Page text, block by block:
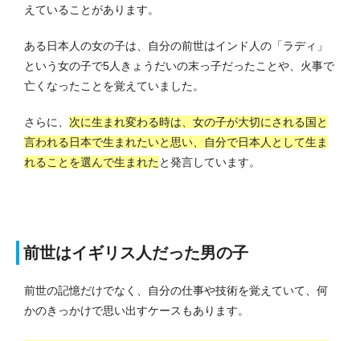
えていることがあります。
ある日本人の女の子は、自分の前世はインド人の「ラディ」
という女の子で5人きょうだいの末っ子だったことや、火事で
亡くなったことを覚えていました。
さらに、 次に生まれ変わる時は、女の子が大切にされる国と
言われる日本で生まれたいと思い、自分で日本人として生ま
れることを選んで生まれたと発言しています。
前世はイギリス人だった男の子
前世の記憶だけでなく、自分の仕事や技術を覚えていて、何
かのきっかけで思い出すケースもあります。